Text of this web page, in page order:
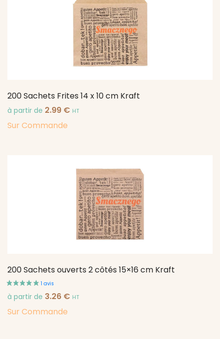
200 Sachets Frites 14 x 10 cm Kraft
à partir de 2.99 € HT
Sur Commande
200 Sachets ouverts 2 côtés 15×16 cm Kraft
à partir de 3.26 € HT
Sur Commande